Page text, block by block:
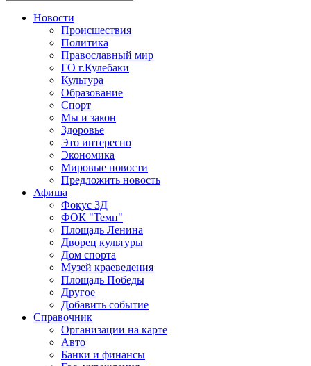
Новости
Происшествия
Политика
Православный мир
ГО г.Кулебаки
Культура
Образование
Спорт
Мы и закон
Здоровье
Это интересно
Экономика
Мировые новости
Предложить новость
Афиша
Фокус 3Д
ФОК "Темп"
Площадь Ленина
Дворец культуры
Дом спорта
Музей краеведения
Площадь Победы
Другое
Добавить событие
Справочник
Организации на карте
Авто
Банки и финансы